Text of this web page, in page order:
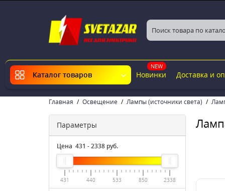
Каталог товаров
NEW
Новинки Доставка и
Главная Освещение Лампы (источники света)
Параметры
Цена 431 -2338 руб.
431 440 533 850 2338